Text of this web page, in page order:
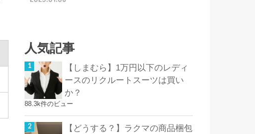
人気記事
【しまむら】1万円以下のレディ
ースのリクルートスーツは買い
か？
88.3k件のビュー
【どうする？】ラクマの商品梱包